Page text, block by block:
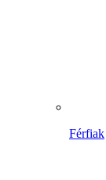
Férfiak